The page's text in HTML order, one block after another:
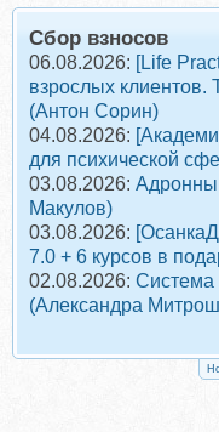
Скачать Почему я не
Сбор взносов
06.08.2026: [Life
взрослых
(Антон Сорин)
04.08.2026:
для психической
03.08.2026:
Макулов)
03.08.2026:
7.0 + 6 курсов в
02.08.2026: Система
(Александра